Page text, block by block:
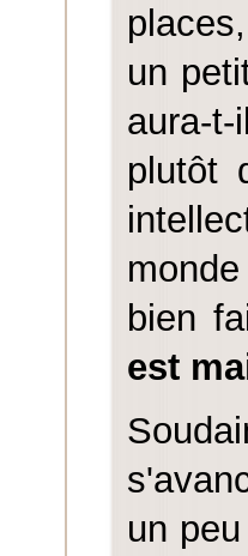
un
aura-
plutôt
bien
est
un